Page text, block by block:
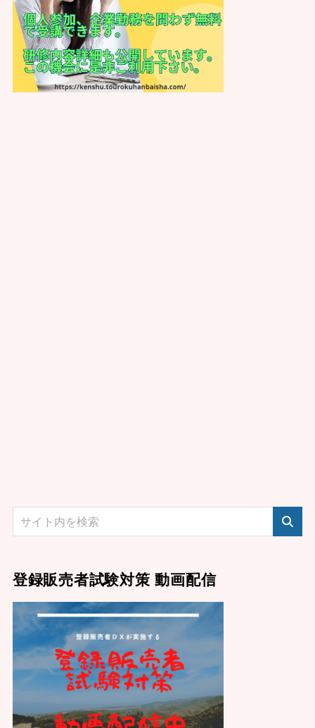
登録販売者試験対策 動画配信